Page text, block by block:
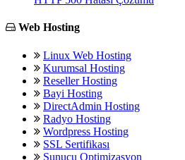
Web Hosting
Linux Web Hosting
Kurumsal Hosting
Reseller Hosting
Bayi Hosting
DirectAdmin Hosting
Radyo Hosting
Wordpress Hosting
SSL Sertifikası
Sunucu Optimizasyon